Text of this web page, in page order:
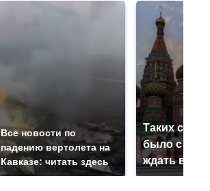
Все новости по
падению вертолета на
Кавказе: читать здесь
Таких
было с
ждать всем